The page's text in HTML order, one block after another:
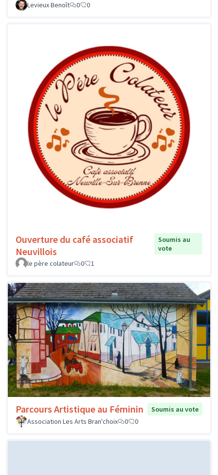
Levieux Benoît 0 0
Ouverture du café associatif
Neuvillois
Soumis au
vote
le père colateur
0 1
Parcours Artistique au Féminin
Soumis au vote
Association Les Arts Bran'choix
0 0